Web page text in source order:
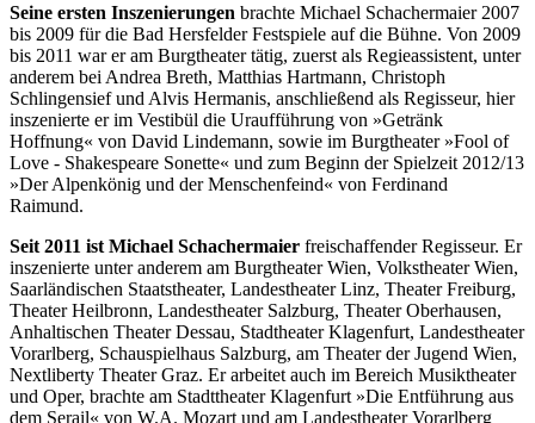
Seine ersten Inszenierungen brachte Michael Schachermaier 2007
bis 2009 für die Bad Hersfelder Festspiele auf die Bühne. Von 2009
bis 2011 war er am Burgtheater tätig, zuerst als Regieassistent, unter
anderem bei Andrea Breth, Matthias Hartmann, Christoph
Schlingensief und Alvis Hermanis, anschließend als Regisseur, hier
inszenierte er im Vestibül die Uraufführung von »Getränk
Hoffnung« von David Lindemann, sowie im Burgtheater »Fool of
Love - Shakespeare Sonette« und zum Beginn der Spielzeit 2012/13
»Der Alpenkönig und der Menschenfeind« von Ferdinand
Raimund.
Seit 2011 ist Michael Schachermaier freischaffender Regisseur. Er
inszenierte unter anderem am Burgtheater Wien, Volkstheater Wien,
Saarländischen Staatstheater, Landestheater Linz, Theater Freiburg,
Theater Heilbronn, Landestheater Salzburg, Theater Oberhausen,
Anhaltischen Theater Dessau, Stadtheater Klagenfurt, Landestheater
Vorarlberg, Schauspielhaus Salzburg, am Theater der Jugend Wien,
Nextliberty Theater Graz. Er arbeitet auch im Bereich Musiktheater
und Oper, brachte am Stadttheater Klagenfurt »Die Entführung aus
dem Serail« von W.A. Mozart und am Landestheater Vorarlberg